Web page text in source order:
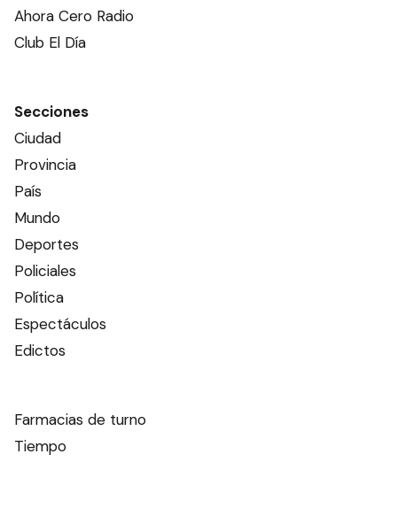
Ahora Cero Radio
Club El Día
Secciones
Ciudad
Provincia
País
Mundo
Deportes
Policiales
Política
Espectáculos
Edictos
Farmacias de turno
Tiempo